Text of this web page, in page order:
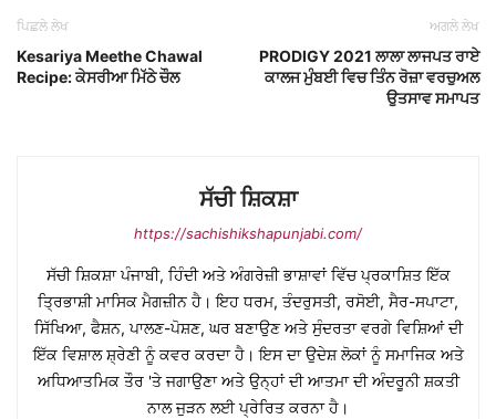
ਪਿਛਲੇ ਲੇਖ
Kesariya Meethe Chawal
Recipe: ਕੇਸਰੀਆ ਮਿੱਠੇ ਚੌਲ
ਅਗਲੇ ਲੇਖ
PRODIGY 2021 ਲਾਲਾ ਲਾਜਪਤ ਰਾਏ
ਕਾਲਜ ਮੁੰਬਈ ਵਿਚ ਤਿੰਨ ਰੋਜ਼ਾ ਵਰਚੁਅਲ
ਉਤਸਾਵ ਸਮਾਪਤ
ਸੱਚੀ ਸ਼ਿਕਸ਼ਾ
https://sachishikshapunjabi.com/
ਸੱਚੀ ਸ਼ਿਕਸ਼ਾ ਪੰਜਾਬੀ, ਹਿੰਦੀ ਅਤੇ ਅੰਗਰੇਜ਼ੀ ਭਾਸ਼ਾਵਾਂ ਵਿੱਚ ਪ੍ਰਕਾਸ਼ਿਤ ਇੱਕ
ਤ੍ਰਿਭਾਸ਼ੀ ਮਾਸਿਕ ਮੈਗਜ਼ੀਨ ਹੈ। ਇਹ ਧਰਮ, ਤੰਦਰੁਸਤੀ, ਰਸੋਈ, ਸੈਰ-ਸਪਾਟਾ,
ਸਿੱਖਿਆ, ਫੈਸ਼ਨ, ਪਾਲਣ-ਪੋਸ਼ਣ, ਘਰ ਬਣਾਉਣ ਅਤੇ ਸੁੰਦਰਤਾ ਵਰਗੇ ਵਿਸ਼ਿਆਂ ਦੀ
ਇੱਕ ਵਿਸ਼ਾਲ ਸ਼੍ਰੇਣੀ ਨੂੰ ਕਵਰ ਕਰਦਾ ਹੈ। ਇਸ ਦਾ ਉਦੇਸ਼ ਲੋਕਾਂ ਨੂੰ ਸਮਾਜਿਕ ਅਤੇ
ਅਧਿਆਤਮਿਕ ਤੌਰ 'ਤੇ ਜਗਾਉਣਾ ਅਤੇ ਉਨ੍ਹਾਂ ਦੀ ਆਤਮਾ ਦੀ ਅੰਦਰੂਨੀ ਸ਼ਕਤੀ
ਨਾਲ ਜੁੜਨ ਲਈ ਪ੍ਰੇਰਿਤ ਕਰਨਾ ਹੈ।